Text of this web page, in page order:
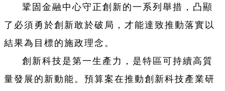
鞏固金融中心守正創新的一系列舉措，凸顯
了必須勇於創新敢於破局，才能達致推動落實以
結果為目標的施政理念。
創新科技是第一生產力，是特區可持續高質
量發展的新動能。預算案在推動創新科技產業研